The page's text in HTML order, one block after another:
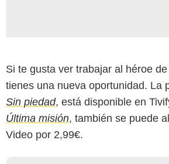
Si te gusta ver trabajar al héroe
tienes una nueva oportunidad. La
Sin piedad, está disponible en
Última misión, también se puede
Video por 2,99€.